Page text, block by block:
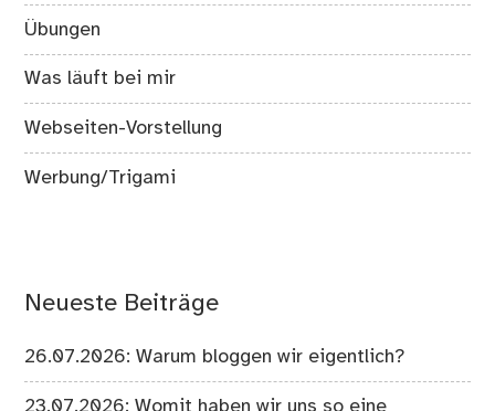
Übungen
Was läuft bei mir
Webseiten-Vorstellung
Werbung/Trigami
Neueste Beiträge
26.07.2026: Warum bloggen wir eigentlich?
23.07.2026: Womit haben wir uns so eine